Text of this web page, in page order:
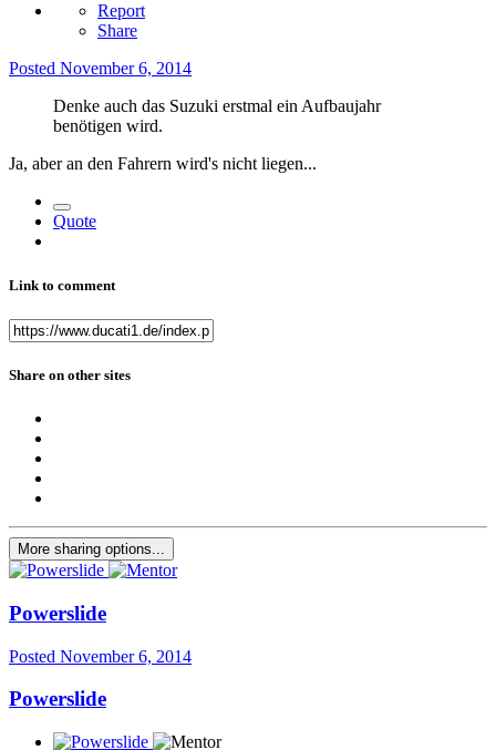
Report
Share
Posted November 6, 2014
Denke auch das Suzuki erstmal ein Aufbaujahr
benötigen wird.
Ja, aber an den Fahrern wird's nicht liegen...
Quote
Link to comment
Share on other sites
More sharing options...
Powerslide
Posted November 6, 2014
Powerslide